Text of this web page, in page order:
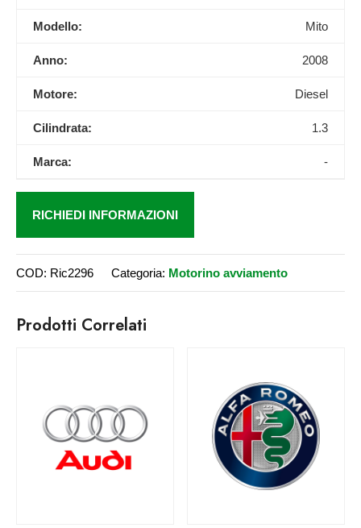
Modello: Mito
Anno: 2008
Motore: Diesel
Cilindrata: 1.3
Marca: -
RICHIEDI INFORMAZIONI
COD: Ric2296 Categoria: Motorino avviamento
Prodotti Correlati